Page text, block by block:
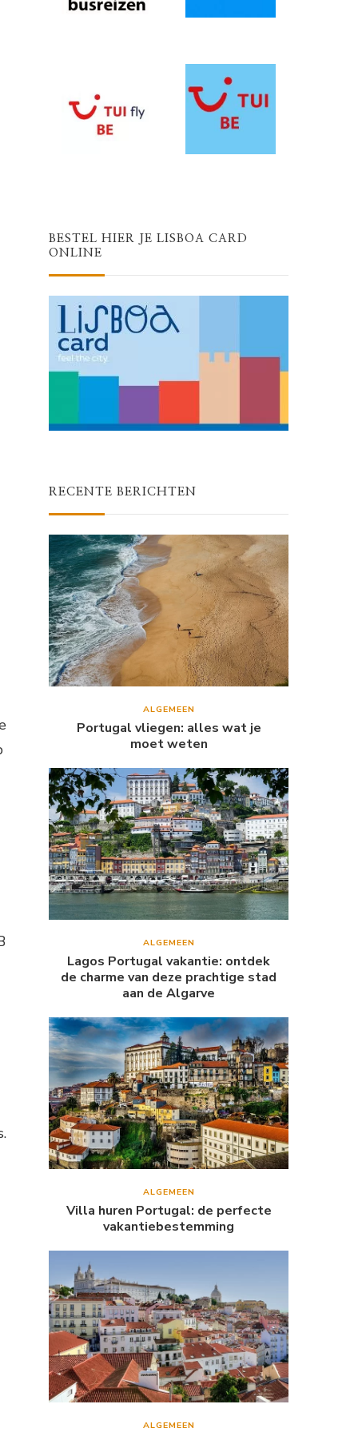
BESTEL HIER JE LISBOA CARD
ONLINE
RECENTE BERICHTEN
ALGEMEEN
Portugal vliegen: alles wat je
moet weten
ALGEMEEN
Lagos Portugal vakantie: ontdek
de charme van deze prachtige stad
aan de Algarve
ALGEMEEN
Villa huren Portugal: de perfecte
vakantiebestemming
ALGEMEEN